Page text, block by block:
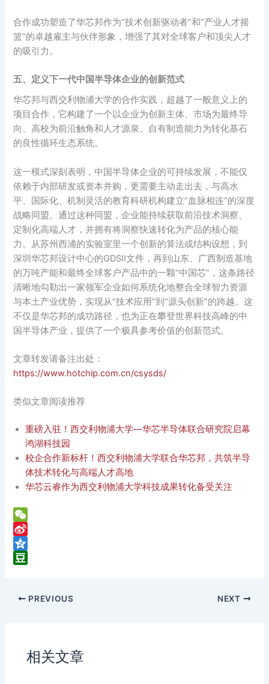
合作成功塑造了华芯邦作为“技术创新驱动者”和“产业人才摇
篮”的卓越雇主与伙伴形象，增强了其对全球客户和顶尖人才
的吸引力。
五、定义下一代中国半导体企业的创新范式
华芯邦与西交利物浦大学的合作实践，超越了一般意义上的
项目合作，它构建了一个以企业为创新主体、市场为最终导
向、高校为前沿触角和人才源泉、自有制造能力为转化基石
的良性循环生态系统。
这一模式深刻表明，中国半导体企业的可持续发展，不能仅
依赖于内部研发或资本并购，更需要主动走出去，与高水
平、国际化、机制灵活的教育科研机构建立“血脉相连”的深度
战略同盟。通过这种同盟，企业能持续获取前沿技术洞察、
定制化高端人才，并拥有将洞察快速转化为产品的核心能
力。从苏州西浦的实验室里一个创新的算法或结构设想，到
深圳华芯邦设计中心的GDSII文件，再到山东、广西制造基地
的万吨产能和最终全球客户产品中的一颗“中国芯”，这条路径
清晰地勾勒出一家领军企业如何系统化地整合全球智力资源
与本土产业优势，实现从“技术应用”到“源头创新”的跨越。这
不仅是华芯邦的成功路径，也为正在攀登世界科技高峰的中
国半导体产业，提供了一个极具参考价值的创新范式。
文章转发请备注出处：
https://www.hotchip.com.cn/csysds/
类似文章阅读推荐
重磅入驻！西交利物浦大学—华芯半导体联合研究院启幕
鸿湖科技园
校企合作新标杆！西交利物浦大学联合华芯邦，共筑半导
体技术转化与高端人才高地
华芯云睿作为西交利物浦大学科技成果转化备受关注
W
e
C
S
W
Q
n
PREVIOUS NEXT
相关文章